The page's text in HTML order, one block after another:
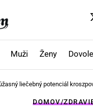
Muži Ženy
liečebný potenciál
DOMOV/